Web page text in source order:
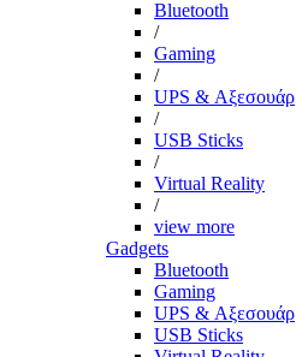
Bluetooth
/
Gaming
/
UPS & Αξεσουάρ
/
USB Sticks
/
Virtual Reality
/
view more
Gadgets
Bluetooth
Gaming
UPS & Αξεσουάρ
USB Sticks